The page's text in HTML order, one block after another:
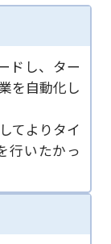
ドし、ター
を自動化し
てよりタイ
行いたかっ